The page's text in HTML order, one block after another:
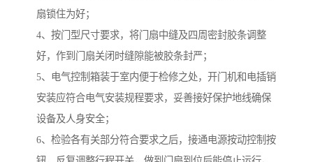
扇锁住为好；
4、按门型尺寸要求，将门扇中缝及四周密封胶条调整
好，作到门扇关闭时缝隙能被胶条封严；
5、电气控制箱装于室内便于检修之处，开门机和电插销
安装应符合电气安装规程要求，妥善接好保护地线确保
设备及人身安全；
6、检验各有关部分符合要求之后，接通电源按动控制按